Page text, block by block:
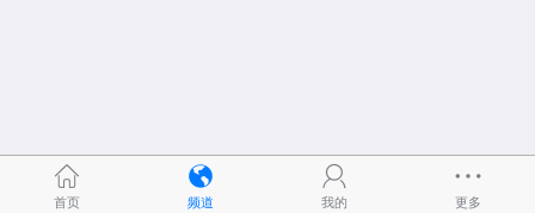
首页 频道 我的 更多